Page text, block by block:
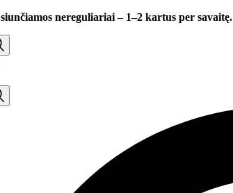
nereguliariai – 1–2 kartus per savaitę.